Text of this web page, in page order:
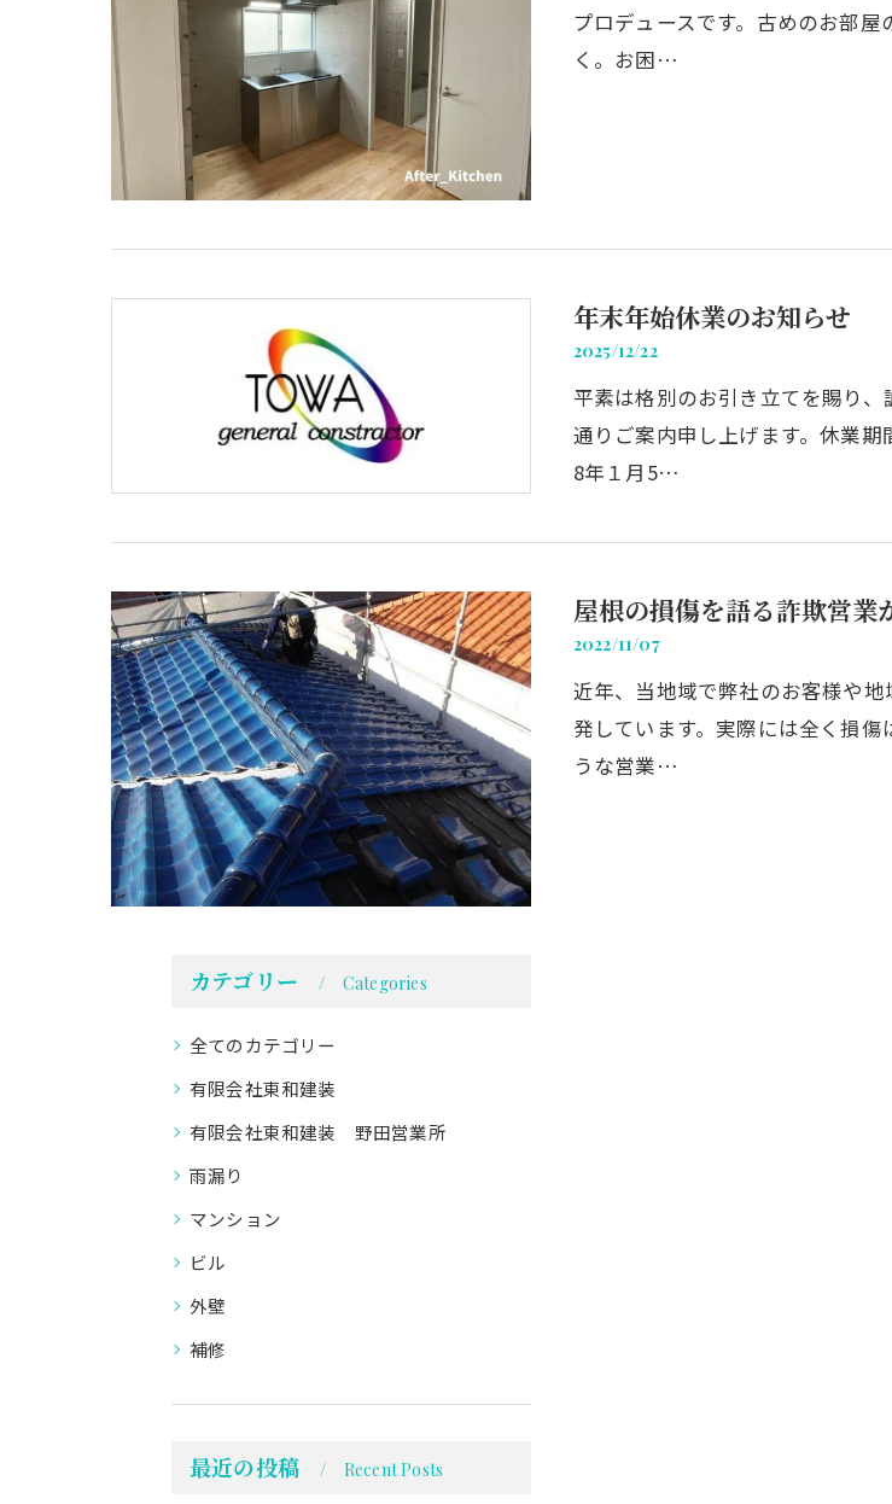
プロデュースです。古めのお部
く。お困…
年末年始休業のお知らせ
2025/12/22
平素は格別のお引き立てを賜り
通りご案内申し上げます。休業
8年１月5…
屋根の損傷を語る詐欺営業
2022/11/07
近年、当地域で弊社のお客様や
発しています。実際には全く損
うな営業…
カテゴリー Categories
全てのカテゴリー
有限会社東和建装
有限会社東和建装 野田営業所
雨漏り
マンション
ビル
外壁
補修
最近の投稿 Recent Posts